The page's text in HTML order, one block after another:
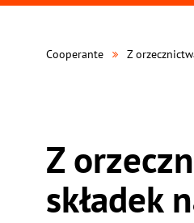
Cooperante Z
Z
składek